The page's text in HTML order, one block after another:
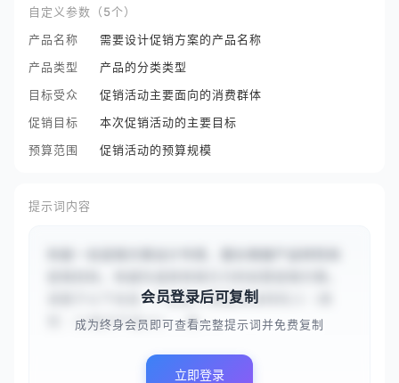
自定义参数（5个）
产品名称
需要设计促销方案的产品名称
产品类型
产品的分类类型
目标受众
促销活动主要面向的消费群体
促销目标
本次促销活动的主要目标
预算范围
促销活动的预算规模
提示词内容
请基于以下信息：产品是{{智能降噪耳机}}（类
型：{{电子产品}}），本...
会员登录后可复制
成为终身会员即可查看完整提示词并免费复制
立即登录